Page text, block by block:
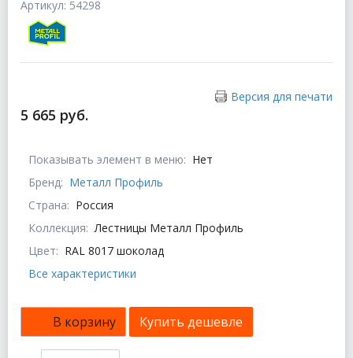
Артикул: 54298
Версия для печати
5 665 руб.
Показывать элемент в меню: Нет
Бренд: Металл Профиль
Страна: Россия
Коллекция: Лестницы Металл Профиль
Цвет: RAL 8017 шоколад
Все характеристики
В корзину Купить дешевле